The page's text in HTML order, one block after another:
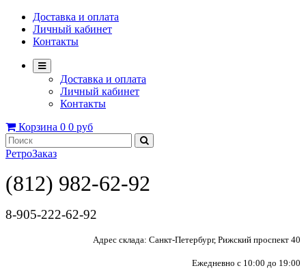
Доставка и оплата
Личный кабинет
Контакты
Доставка и оплата
Личный кабинет
Контакты
Корзина 0 0 руб
РетроЗаказ
(812) 982-62-92
8-905-222-62-92
Адрес склада: Санкт-Петербург, Рижский проспект 40
Ежедневно с 10:00 до 19:00